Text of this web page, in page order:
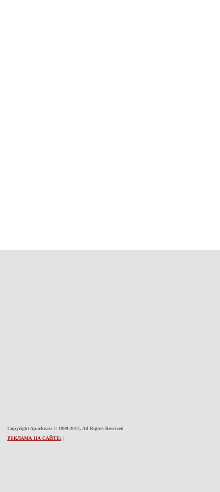
Copyright Apache.ru © 1999-2017, All Rights Reserved
РЕКЛАМА НА САЙТЕ: |